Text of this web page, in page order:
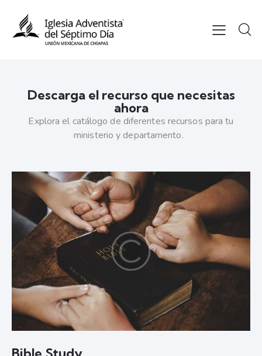
Descarga el recurso que necesitas
ahora
Explora el catálogo de diferentes recursos para tu
ministerio y departamento.